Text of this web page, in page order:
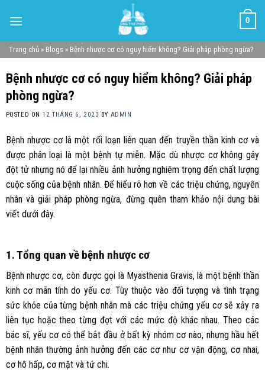
0
Trang chủ » Blogs » Bệnh nhược cơ có nguy hiểm không? Giải pháp phòng ngừa?
Bệnh nhược cơ có nguy hiểm không? Giải pháp
phòng ngừa?
POSTED ON 12 THÁNG 6, 2023 BY ADMIN
Bệnh nhược cơ là một rối loạn liên quan đến truyền thần kinh cơ và
được phân loại là một bệnh tự miễn. Mặc dù nhược cơ không gây
đột tử nhưng nó để lại nhiều ảnh hưởng nghiêm trọng đến chất lượng
cuộc sống của bệnh nhân. Để hiểu rõ hơn về các triệu chứng, nguyên
nhân và giải pháp phòng ngừa, đừng quên tham khảo nội dung bài
viết dưới đây.
1. Tổng quan về bệnh nhược cơ
Bệnh nhược cơ, còn được gọi là Myasthenia Gravis, là một bệnh thần
kinh cơ mãn tính do yếu cơ. Tùy thuộc vào đối tượng và tình trạng
sức khỏe của từng bệnh nhân mà các triệu chứng yếu cơ sẽ xảy ra
liên tục hoặc theo từng đợt với các mức độ khác nhau. Theo các
bác sĩ, yếu cơ có thể bắt đầu ở bất kỳ nhóm cơ nào, nhưng hầu hết
bệnh nhân thường ảnh hưởng đến các cơ như cơ vận động, cơ nhai,
cơ hô hấp, cơ mặt và tứ chi.